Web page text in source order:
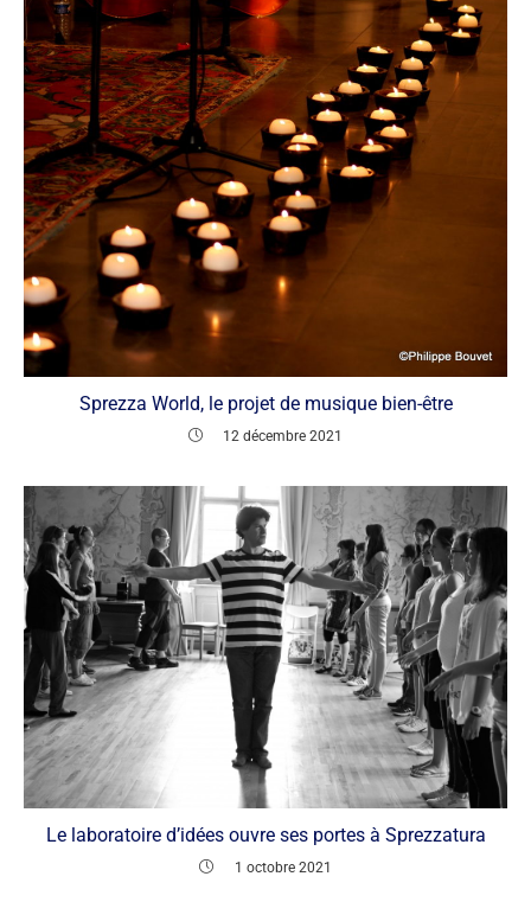
Sprezza World, le projet de musique bien-être
12 décembre 2021
Le laboratoire d’idées ouvre ses portes à Sprezzatura
1 octobre 2021